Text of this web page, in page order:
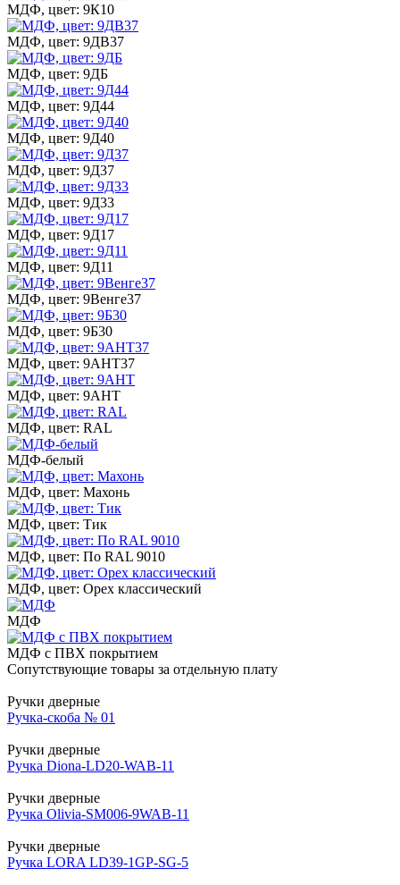
МДФ, цвет: 9К10
МДФ, цвет: 9ДВ37
МДФ, цвет: 9ДБ
МДФ, цвет: 9Д44
МДФ, цвет: 9Д40
МДФ, цвет: 9Д37
МДФ, цвет: 9Д33
МДФ, цвет: 9Д17
МДФ, цвет: 9Д11
МДФ, цвет: 9Венге37
МДФ, цвет: 9Б30
МДФ, цвет: 9АНТ37
МДФ, цвет: 9АНТ
МДФ, цвет: RAL
МДФ-белый
МДФ, цвет: Махонь
МДФ, цвет: Тик
МДФ, цвет: По RAL 9010
МДФ, цвет: Орех классический
МДФ
МДФ с ПВХ покрытием
Сопутствующие товары за отдельную плату
Ручки дверные
Ручка-скоба № 01
Ручки дверные
Ручка Diona-LD20-WAB-11
Ручки дверные
Ручка Olivia-SM006-9WAB-11
Ручки дверные
Ручка LORA LD39-1GP-SG-5